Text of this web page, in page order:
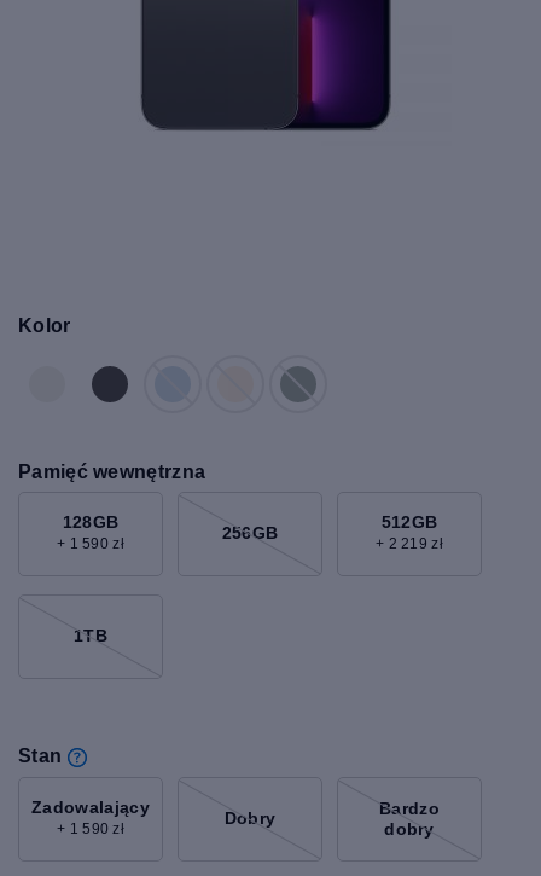
Kolor
Pamięć wewnętrzna
128GB
+ 1 590 zł
256GB
512GB
+ 2 219 zł
1TB
Stan
Zadowalający
+ 1 590 zł
Dobry
Bardzo
dobry